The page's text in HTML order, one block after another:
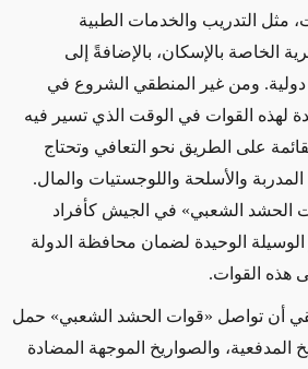
مثل التدريب والخدمات الطبية
الخاصة بالإسكان، بالإضافةً إلى
ومن غير المنطقي الشروع في
لهذه القوات في الوقت الذي تسير فيه
على الطريق نحو التعافي وتحتاج
والأسلحة واللوجستيات والمال.
الحشد الشعبي» في الجيش كأفراد
الوحيدة لضمان محافظة الدولة
هذه القوات.
أن تواصل «قوات الحشد الشعبي» حمل
المدفعية، والصواريخ الموجهة المضادة